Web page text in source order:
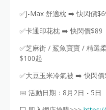
✅J-Max 舒適枕 ➡️ 快閃價
✅卡通印花枕 ➡️ 快閃價$89
✅芝麻街 / 鯊魚寶寶 / 精選
$100起
✅大豆玉米冷氣被 ➡️ 快閃
📅 活動日期：8月2日 - 5日